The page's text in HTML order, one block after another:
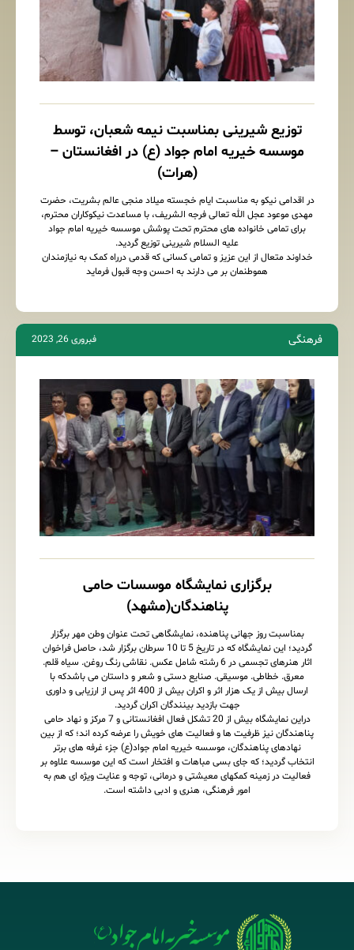
توزیع شیرینی بمناسبت نیمه شعبان، توسط
موسسه خیریه امام جواد (ع) در افغانستان –
(هرات)
در اقدامی نیکو به مناسبت ایام خجسته میلاد منجی عالم بشریت، حضرت
مهدی موعود عجل الله تعالی فرجه الشریف، با مساعدت نیکوکاران محترم،
برای تمامی خانواده های محترم تحت پوشش موسسه خیریه امام جواد
علیه السلام شیرینی توزیع گردید.
خداوند متعال از این عزیز و تمامی کسانی که قدمی درراه کمک به نیازمندان
هموطنمان بر می دارند به احسن وجه قبول فرماید
فرهنگی فبروری 26, 2023
برگزاری نمایشگاه موسسات حامی
پناهندگان(مشهد)
بمناسبت روز جهانی پناهنده، نمایشگاهی تحت عنوان وطن مهر برگزار
گردید؛ این نمایشگاه که در تاریخ 5 تا 10 سرطان برگزار شد، حاصل فراخوان
اثار هنرهای تجسمی در 6 رشته شامل عکس. نقاشی رنگ روغن. سیاه قلم.
معرق. خطاطی. موسیقی. صنایع دستی و شعر و داستان می باشدکه با
ارسال بیش از یک هزار اثر و اکران بیش از 400 اثر پس از ارزیابی و داوری
جهت بازدید بینندگان اکران گردید.
دراین نمایشگاه بیش از 20 تشکل فعال افغانستانی و 7 مرکز و نهاد حامی
پناهندگان نیز ظرفیت ها و فعالیت های خویش را عرضه کرده اند؛ که از بین
نهادهای پناهندگان، موسسه خیریه امام جواد(ع) جزء غرفه های برتر
انتخاب گردید؛ که جای بسی مباهات و افتخار است که این موسسه علاوه بر
فعالیت در زمینه کمکهای معیشتی و درمانی، توجه و عنایت ویژه ای هم به
امور فرهنگی، هنری و ادبی داشته است.